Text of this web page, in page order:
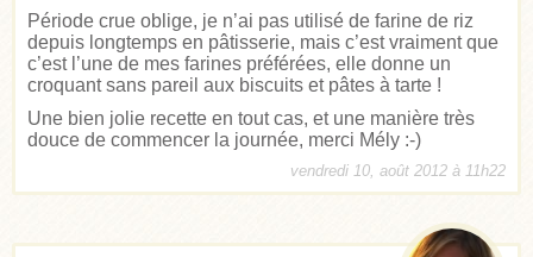
Période crue oblige, je n’ai pas utilisé de farine de riz
depuis longtemps en pâtisserie, mais c’est vraiment que
c’est l’une de mes farines préférées, elle donne un
croquant sans pareil aux biscuits et pâtes à tarte !
Une bien jolie recette en tout cas, et une manière très
douce de commencer la journée, merci Mély :-)
vendredi 10, août 2012 à 11h22